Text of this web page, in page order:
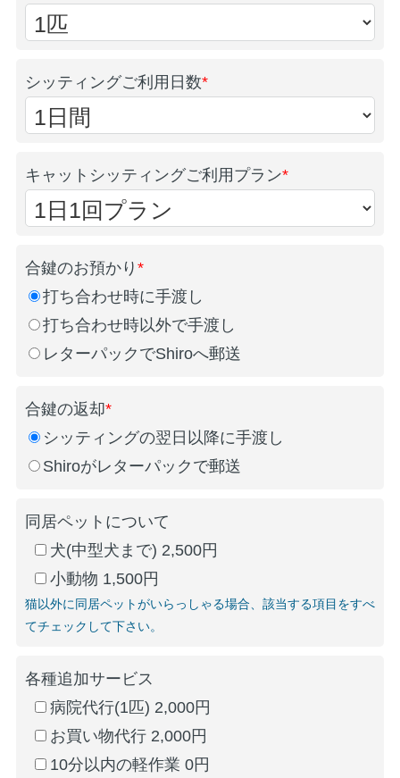
シッティングご利用日数*
キャットシッティングご利用プラン*
合鍵のお預かり *
打ち合わせ時に手渡し
打ち合わせ時以外で手渡し
レターパックでShiroへ郵送
合鍵の返却*
シッティングの翌日以降に手渡し
Shiroがレターパックで郵送
同居ペットについて
犬(中型犬まで) 2,500円
小動物 1,500円
猫以外に同居ペットがいらっしゃる場合、該当する項目をすべ
てチェックして下さい。
各種追加サービス
病院代行(1匹) 2,000円
お買い物代行 2,000円
10分以内の軽作業 0円